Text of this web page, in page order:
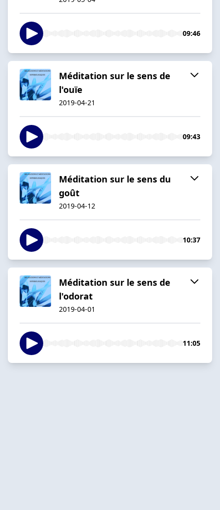
09:46
Méditation sur le sens de
l'ouïe
2019-04-21
09:43
Méditation sur le sens du
goût
2019-04-12
10:37
Méditation sur le sens de
l'odorat
2019-04-01
11:05